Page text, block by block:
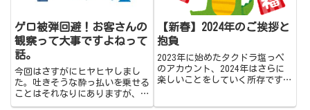
ゲロ被弾回避！お客さんの
観察って大事ですよねって
話。
今回はさすがにヒヤヒヤしまし
た。吐きそうな酔っ払いを乗せる
ことはそれなりにありますが、今
回は本当に危なかった！
【新春】2024年のご挨拶と
抱負
2023年に始めたタクドラ塩っペ
のアカウント、2024年はさらに
楽しいことをしていく所存です！